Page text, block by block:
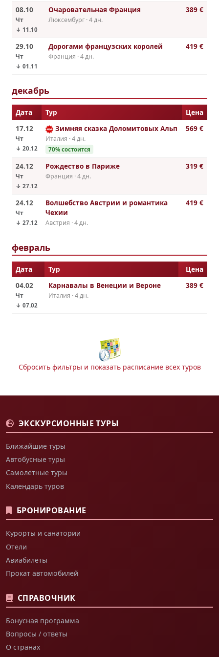
08.10
Чт
↓ 11.10
Очаровательная Франция
Люксембург · 4 дн.
389 €
29.10
Чт
↓ 01.11
Дорогами французских королей
Франция · 4 дн.
419 €
декабрь
Дата Тур
Цена
17.12
Чт
↓ 20.12
Зимняя сказка Доломитовых Альп
Италия · 4 дн.
70% состоится
569 €
24.12
Чт
↓ 27.12
Рождество в Париже
Франция · 4 дн.
319 €
24.12
Чт
↓ 27.12
Волшебство Австрии и романтика
Чехии
Австрия · 4 дн.
419 €
февраль
Дата Тур
Цена
04.02
Чт
↓ 07.02
Карнавалы в Венеции и Вероне
Италия · 4 дн.
389 €
Сбросить фильтры и показать расписание всех туров
ЭКСКУРСИОННЫЕ ТУРЫ
Ближайшие туры
Автобусные туры
Самолётные туры
Календарь туров
БРОНИРОВАНИЕ
Курорты и санатории
Отели
Авиабилеты
Прокат автомобилей
СПРАВОЧНИК
Бонусная программа
Вопросы / ответы
О странах